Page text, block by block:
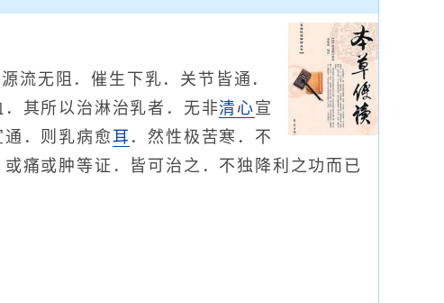
源流无阻．催生下乳．关节皆通．
．其所以治淋治乳者．无非清心宣
通．则乳病愈 耳 ．然性极苦寒．不
或痛或肿等证．皆可治之．不独降利之功而已